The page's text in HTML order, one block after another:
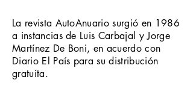
La revista AutoAnuario surgió en 1986
a instancias de Luis Carbajal y Jorge
Martínez De Boni, en acuerdo con
Diario El País para su distribución
gratuita.